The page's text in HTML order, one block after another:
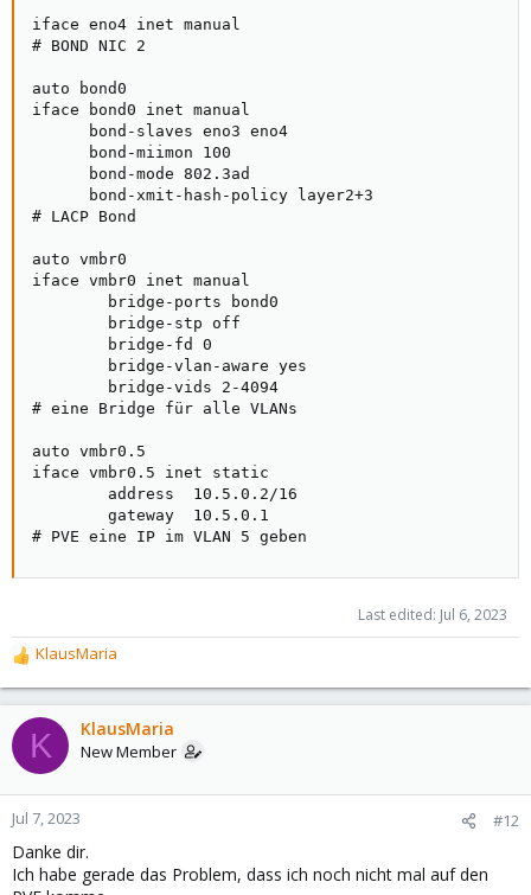
iface eno4 inet manual
# BOND NIC 2
auto bond0
iface bond0 inet manual
      bond-slaves eno3 eno4
      bond-miimon 100
      bond-mode 802.3ad
      bond-xmit-hash-policy layer2+3
# LACP Bond
auto vmbr0
iface vmbr0 inet manual
        bridge-ports bond0
        bridge-stp off
        bridge-fd 0
        bridge-vlan-aware yes
        bridge-vids 2-4094
# eine Bridge für alle VLANs
auto vmbr0.5
iface vmbr0.5 inet static
        address  10.5.0.2/16
        gateway  10.5.0.1
# PVE eine IP im VLAN 5 geben
Last edited: Jul 6, 2023
R
e
a
c
t
o
n
s
:
KlausMaria
K KlausMaria
New Member
Jul 7, 2023 #12
Danke dir.
Ich habe gerade das Problem, dass ich noch nicht mal auf den